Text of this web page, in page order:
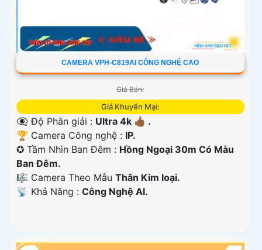
CAMERA VPH-C819AI CÔNG NGHỆ CAO
Giá Bán:
Giá Khuyến Mại:
👁️‍🗨 Độ Phân giải : Ultra 4k 👍🏾 .
🏆 Camera Công nghệ : IP.
✪ Tầm Nhìn Ban Đêm : Hồng Ngoại 30m Có Màu
Ban Ðêm.
🎼️ Camera Theo Mẫu Thân Kim loại.
️📡 Khả Năng : Công Nghệ AI.